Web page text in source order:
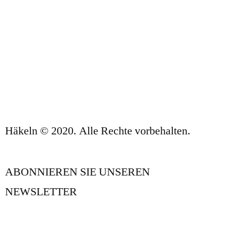
Häkeln © 2020. Alle Rechte vorbehalten.
ABONNIEREN SIE UNSEREN
NEWSLETTER